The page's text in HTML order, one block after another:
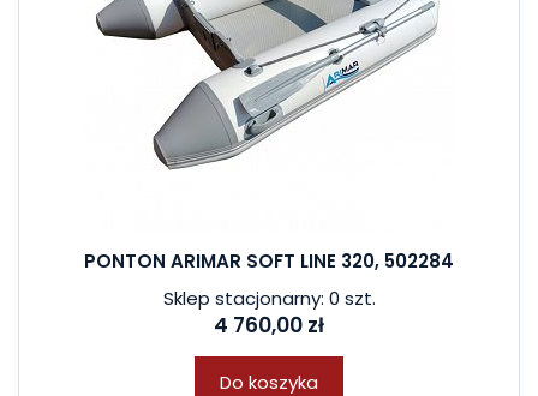
PONTON ARIMAR SOFT LINE 320, 502284
Sklep stacjonarny: 0 szt.
4 760,00 zł
Do koszyka